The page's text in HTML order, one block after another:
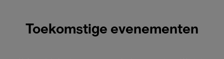
Toekomstige evenementen